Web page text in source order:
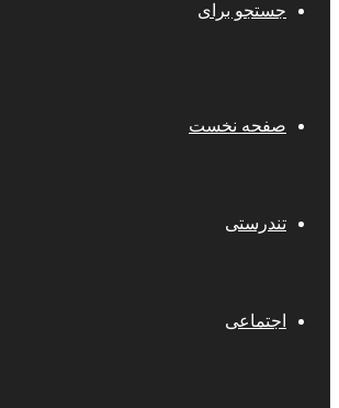
جستجو برای
صفحه نخست
تندرستی
اجتماعی